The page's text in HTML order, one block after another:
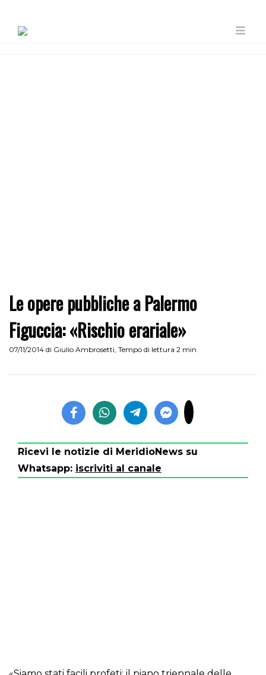
Le opere pubbliche a Palermo
Figuccia: «Rischio erariale»
07/11/2014 di Giulio Ambrosetti, Tempo di lettura 2 min
Ricevi le notizie di MeridioNews su
Whatsapp: iscriviti al canale